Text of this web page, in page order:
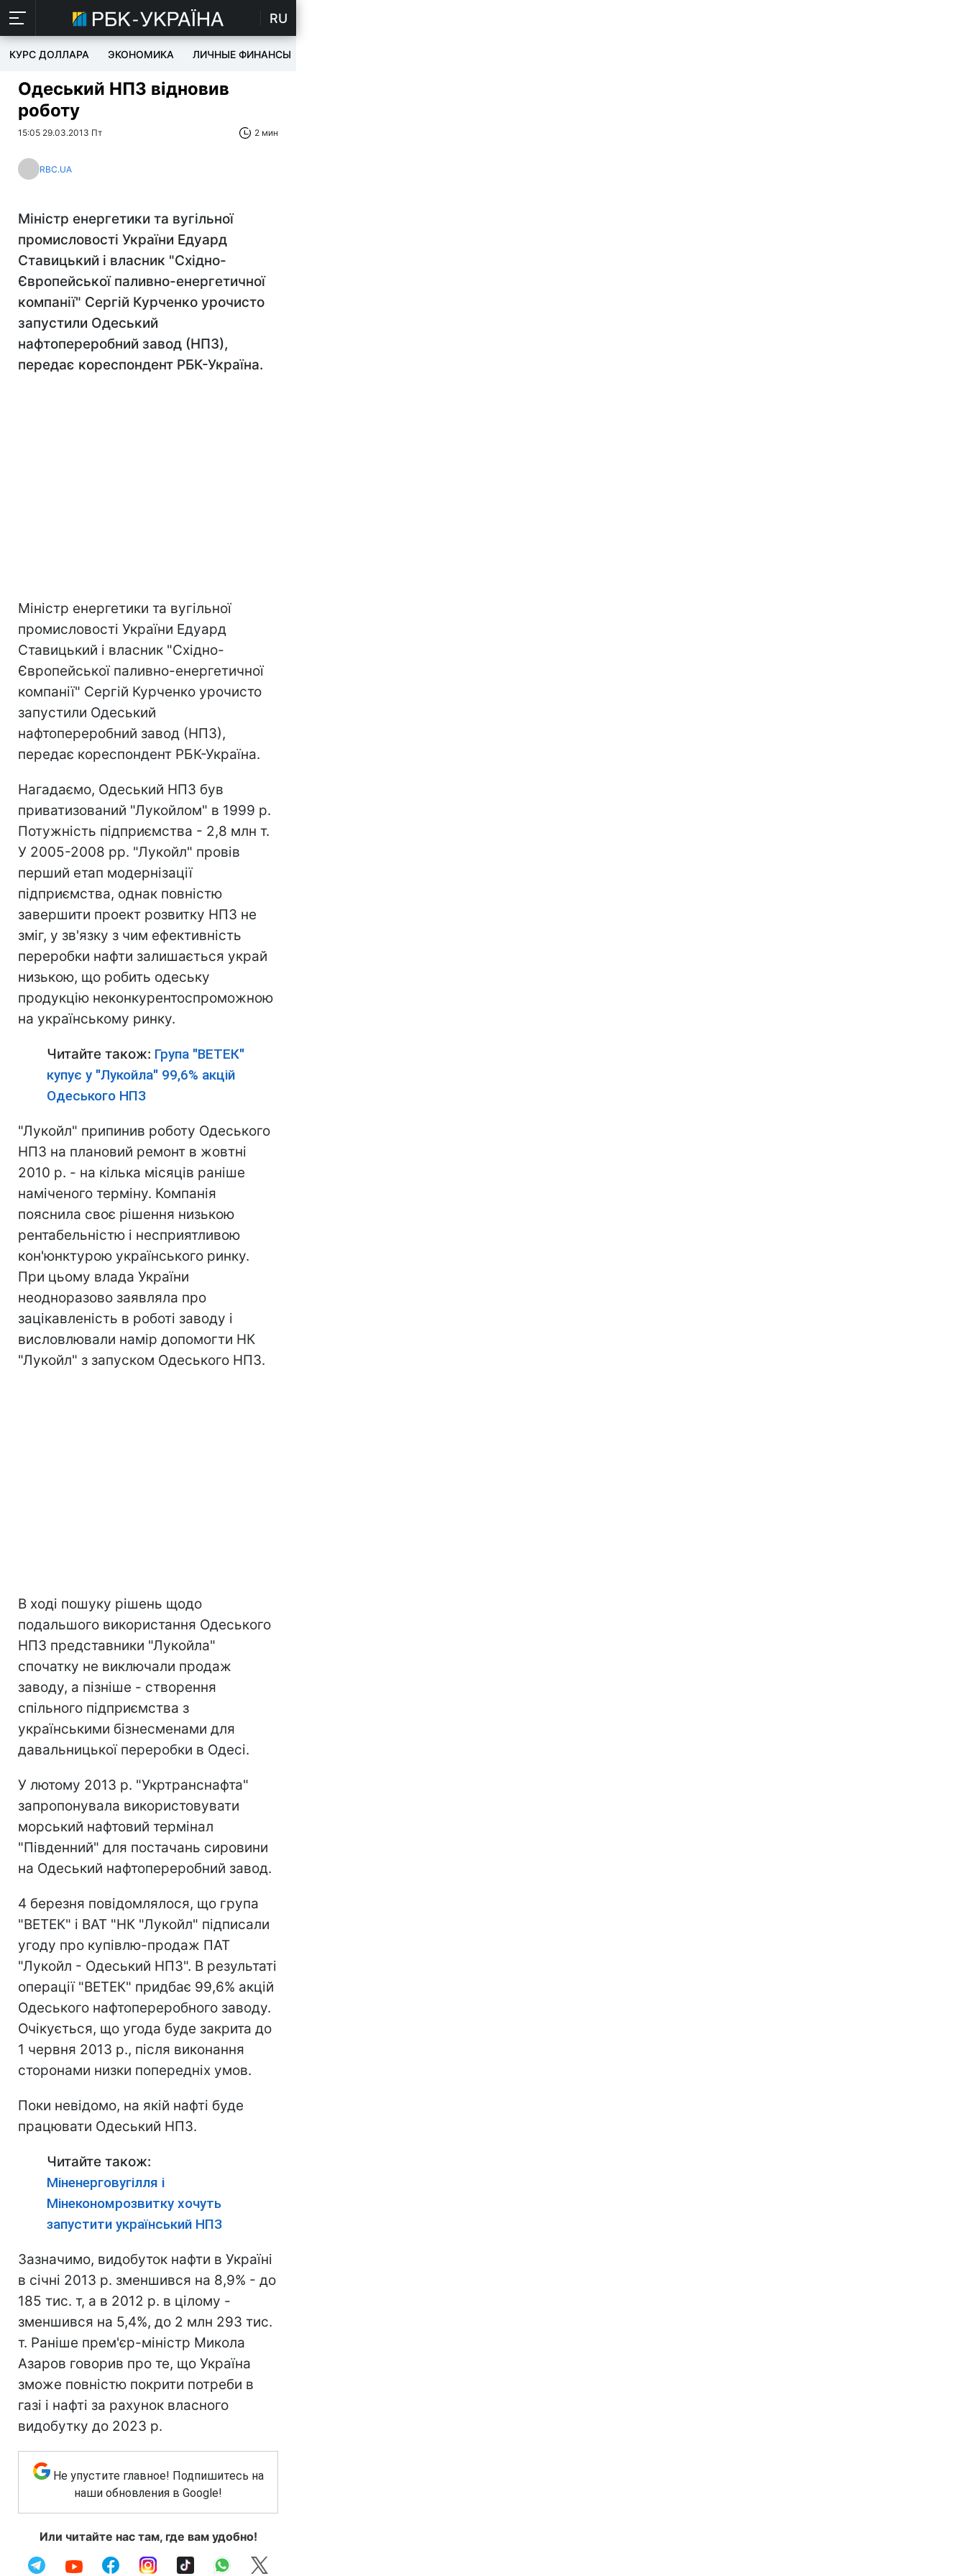
RU
КУРС ДОЛЛАРА ЭКОНОМИКА ЛИЧНЫЕ ФИНАНСЫ
Одеський НПЗ відновив
роботу
15:05 29.03.2013 Пт 2 мин
RBC.UA
Міністр енергетики та вугільної
промисловості України Едуард
Ставицький і власник "Східно-
Європейської паливно-енергетичної
компанії" Сергій Курченко урочисто
запустили Одеський
нафтопереробний завод (НПЗ),
передає кореспондент РБК-Україна.
Міністр енергетики та вугільної
промисловості України Едуард
Ставицький і власник "Східно-
Європейської паливно-енергетичної
компанії" Сергій Курченко урочисто
запустили Одеський
нафтопереробний завод (НПЗ),
передає кореспондент РБК-Україна.
Нагадаємо, Одеський НПЗ був
приватизований "Лукойлом" в 1999 р.
Потужність підприємства - 2,8 млн т.
У 2005-2008 рр. "Лукойл" провів
перший етап модернізації
підприємства, однак повністю
завершити проект розвитку НПЗ не
зміг, у зв'язку з чим ефективність
переробки нафти залишається украй
низькою, що робить одеську
продукцію неконкурентоспроможною
на українському ринку.
Читайте також: Група "ВЕТЕК"
купує у "Лукойла" 99,6% акцій
Одеського НПЗ
"Лукойл" припинив роботу Одеського
НПЗ на плановий ремонт в жовтні
2010 р. - на кілька місяців раніше
наміченого терміну. Компанія
пояснила своє рішення низькою
рентабельністю і несприятливою
кон'юнктурою українського ринку.
При цьому влада України
неодноразово заявляла про
зацікавленість в роботі заводу і
висловлювали намір допомогти НК
"Лукойл" з запуском Одеського НПЗ.
В ході пошуку рішень щодо
подальшого використання Одеського
НПЗ представники "Лукойла"
спочатку не виключали продаж
заводу, а пізніше - створення
спільного підприємства з
українськими бізнесменами для
давальницької переробки в Одесі.
У лютому 2013 р. "Укртранснафта"
запропонувала використовувати
морський нафтовий термінал
"Південний" для постачань сировини
на Одеський нафтопереробний завод.
4 березня повідомлялося, що група
"ВЕТЕК" і ВАТ "НК "Лукойл" підписали
угоду про купівлю-продаж ПАТ
"Лукойл - Одеський НПЗ". В результаті
операції "ВЕТЕК" придбає 99,6% акцій
Одеського нафтопереробного заводу.
Очікується, що угода буде закрита до
1 червня 2013 р., після виконання
сторонами низки попередніх умов.
Поки невідомо, на якій нафті буде
працювати Одеський НПЗ.
Читайте також:
Міненерговугілля і
Мінекономрозвитку хочуть
запустити український НПЗ
Зазначимо, видобуток нафти в Україні
в січні 2013 р. зменшився на 8,9% - до
185 тис. т, а в 2012 р. в цілому -
зменшився на 5,4%, до 2 млн 293 тис.
т. Раніше прем'єр-міністр Микола
Азаров говорив про те, що Україна
зможе повністю покрити потреби в
газі і нафті за рахунок власного
видобутку до 2023 р.
Не упустите главное! Подпишитесь на
наши обновления в Google!
Или читайте нас там, где вам удобно!